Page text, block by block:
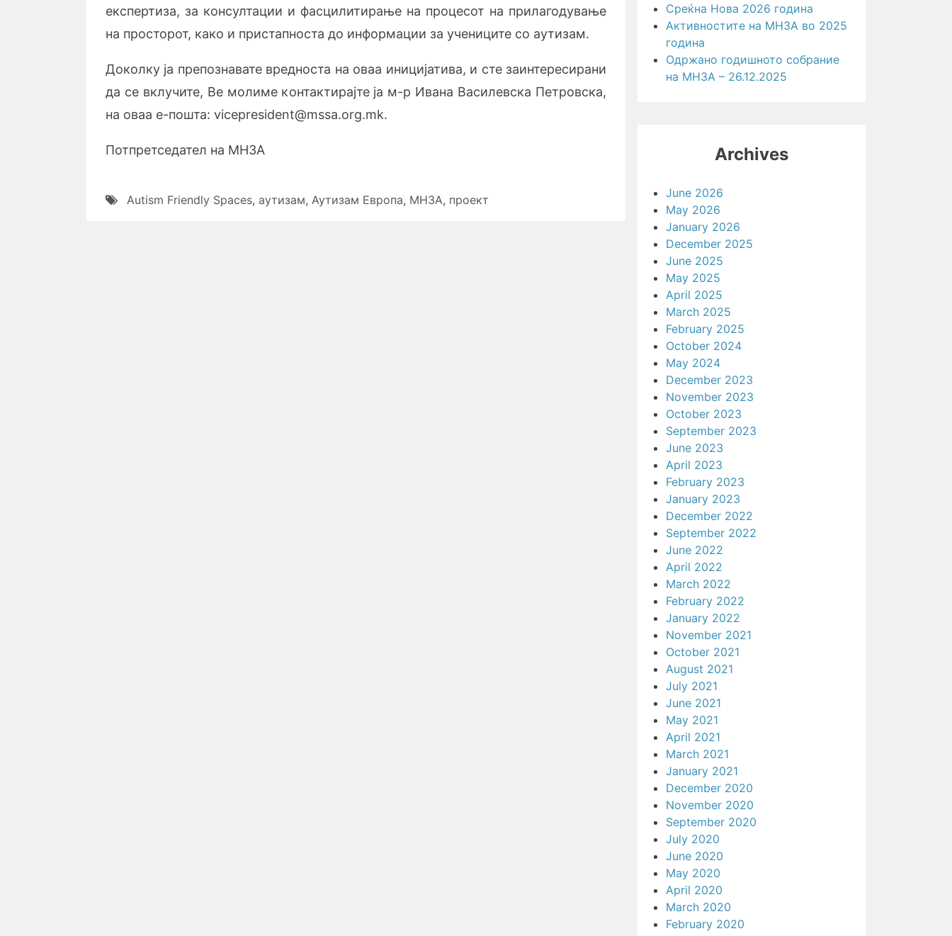
експертиза, за консултации и фасцилитирање на процесот на прилагодување
на просторот, како и пристапноста до информации за учениците со аутизам.
Доколку ја препознавате вредноста на оваа иницијатива, и сте заинтересирани
да се вклучите, Ве молиме контактирајте ја м-р Ивана Василевска Петровска,
на оваа е-пошта: vicepresident@mssa.org.mk.
Потпретседател на МНЗА
Autism Friendly Spaces, аутизам, Аутизам Европа, МНЗА, проект
Среќна Нова 2026 година
Активностите на МНЗА во 2025
година
Одржано годишното собрание
на МНЗА – 26.12.2025
Archives
June 2026
May 2026
January 2026
December 2025
June 2025
May 2025
April 2025
March 2025
February 2025
October 2024
May 2024
December 2023
November 2023
October 2023
September 2023
June 2023
April 2023
February 2023
January 2023
December 2022
September 2022
June 2022
April 2022
March 2022
February 2022
January 2022
November 2021
October 2021
August 2021
July 2021
June 2021
May 2021
April 2021
March 2021
January 2021
December 2020
November 2020
September 2020
July 2020
June 2020
May 2020
April 2020
March 2020
February 2020